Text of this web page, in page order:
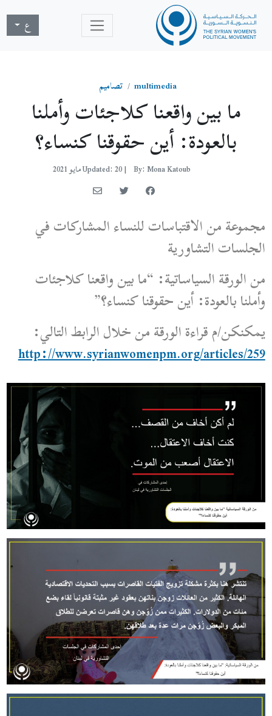
ع
multimedia تصاميم
ما بين واقعنا كلاجئات وأملنا
بالعودة: أين حقوقنا كنساء؟
By: Mona Katoub Updated: 20 مايو 2021
مجموعة من الاقتباسات للنساء المشاركات في
الجلسات التشاورية
من الورقة السياساتية: “ما بين واقعنا كلاجئات
وأملنا بالعودة: أين حقوقنا كنساء؟”
يمكنكن/م قراءة الورقة من خلال الرابط التالي:
http://www.syrianwomenpm.org/articles/259